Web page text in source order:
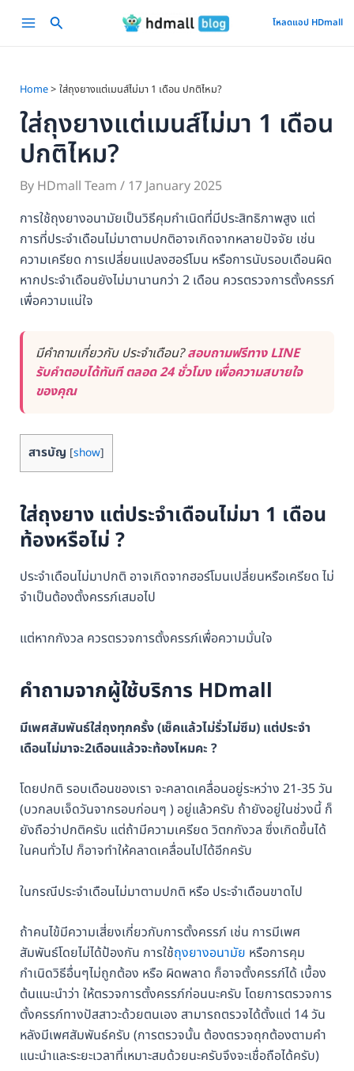
Main
โหลดแอป HDmall
Home ใส่ถุงยางแต่เมนส์ไม่มา 1 เดือน ปกติไหม?
ใส่ถุงยางแต่เมนส์ไม่มา 1 เดือน
ปกติไหม?
By HDmall Team / 17 January 2025
การใช้ถุงยางอนามัยเป็นวิธีคุมกำเนิดที่มีประสิทธิภาพสูง แต่
การที่ประจำเดือนไม่มาตามปกติอาจเกิดจากหลายปัจจัย เช่น
ความเครียด การเปลี่ยนแปลงฮอร์โมน หรือการนับรอบเดือนผิด
หากประจำเดือนยังไม่มานานกว่า 2 เดือน ควรตรวจการตั้งครรภ์
เพื่อความแน่ใจ
มีคำถามเกี่ยวกับ ประจำเดือน?สอบถามฟรีทาง LINE
รับคำตอบได้ทันที ตลอด 24 ชั่วโมง เพื่อความสบายใจ
ของคุณ
สารบัญ [show]
ใส่ถุงยาง แต่ประจำเดือนไม่มา 1 เดือน
ท้องหรือไม่ ?
ประจำเดือนไม่มาปกติ อาจเกิดจากฮอร์โมนเปลี่ยนหรือเครียด ไม่
จำเป็นต้องตั้งครรภ์เสมอไป
แต่หากกังวล ควรตรวจการตั้งครรภ์เพื่อความมั่นใจ
คำถามจากผู้ใช้บริการ HDmall
มีเพศสัมพันธ์ใส่ถุงทุกครั้ง (เช็คแล้วไม่รั่วไม่ซึม) แต่ประจำ
เดือนไม่มาจะ2เดือนแล้วจะท้องไหมคะ ?
โดยปกติ รอบเดือนของเรา จะคลาดเคลื่อนอยู่ระหว่าง 21-35 วัน
(บวกลบเจ็ดวันจากรอบก่อนๆ ) อยู่แล้วครับ ถ้ายังอยู่ในช่วงนี้ ก็
ยังถือว่าปกติครับ แต่ถ้ามีความเครียด วิตกกังวล ซึ่งเกิดขึ้นได้
ในคนทั่วไป ก็อาจทำให้คลาดเคลื่อนไปได้อีกครับ
ในกรณีประจำเดือนไม่มาตามปกติ หรือ ประจำเดือนขาดไป
ถ้าคนไข้มีความเสี่ยงเกี่ยวกับการตั้งครรภ์ เช่น การมีเพศ
สัมพันธ์โดยไม่ได้ป้องกัน การใช้ถุงยางอนามัย หรือการคุม
กำเนิดวิธีอื่นๆไม่ถูกต้อง หรือ ผิดพลาด ก็อาจตั้งครรภ์ได้ เบื้อง
ต้นแนะนำว่า ให้ตรวจการตั้งครรภ์ก่อนนะครับ โดยการตรวจการ
ตั้งครรภ์ทางปัสสาวะด้วยตนเอง สามารถตรวจได้ตั้งแต่ 14 วัน
หลังมีเพศสัมพันธ์ครับ (การตรวจนั้น ต้องตรวจถุกต้องตามคำ
แนะนำและระยะเวลาที่เหมาะสมด้วยนะครับจึงจะเชื่อถือได้ครับ)